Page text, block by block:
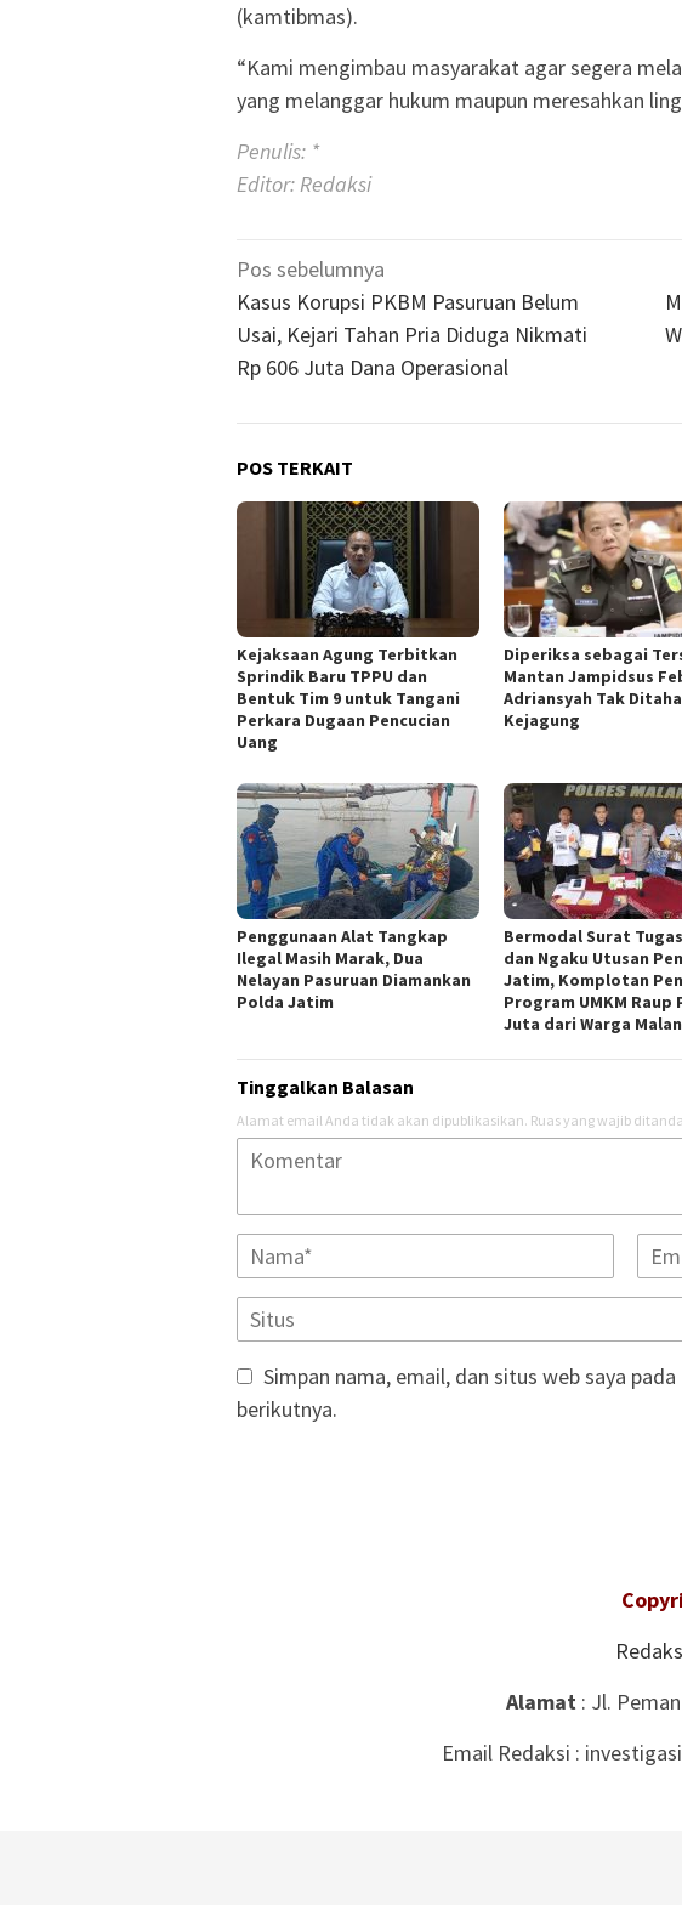
(kamtibmas).
“Kami mengimbau masyarakat agar segera
yang melanggar hukum maupun meresahkan
Penulis: *
Editor: Redaksi
Navigasi
pos
Pos sebelumnya
Kasus Korupsi PKBM Pasuruan Belum
Usai, Kejari Tahan Pria Diduga Nikmati
Rp 606 Juta Dana Operasional
POS TERKAIT
Kejaksaan Agung Terbitkan
Sprindik Baru TPPU dan
Bentuk Tim 9 untuk Tangani
Perkara Dugaan Pencucian
Uang
Diperiksa sebagai
Mantan Jampidsus
Adriansyah Tak
Kejagung
Penggunaan Alat Tangkap
Ilegal Masih Marak, Dua
Nelayan Pasuruan Diamankan
Polda Jatim
Bermodal Surat
dan Ngaku Utusan
Jatim, Komplotan
Program UMKM Raup
Juta dari Warga
Tinggalkan Balasan
Alamat email Anda tidak akan dipublikasikan. Ruas yang wajib
Simpan nama, email, dan situs web saya
berikutnya.
Alamat : Jl.
Email Redaksi :